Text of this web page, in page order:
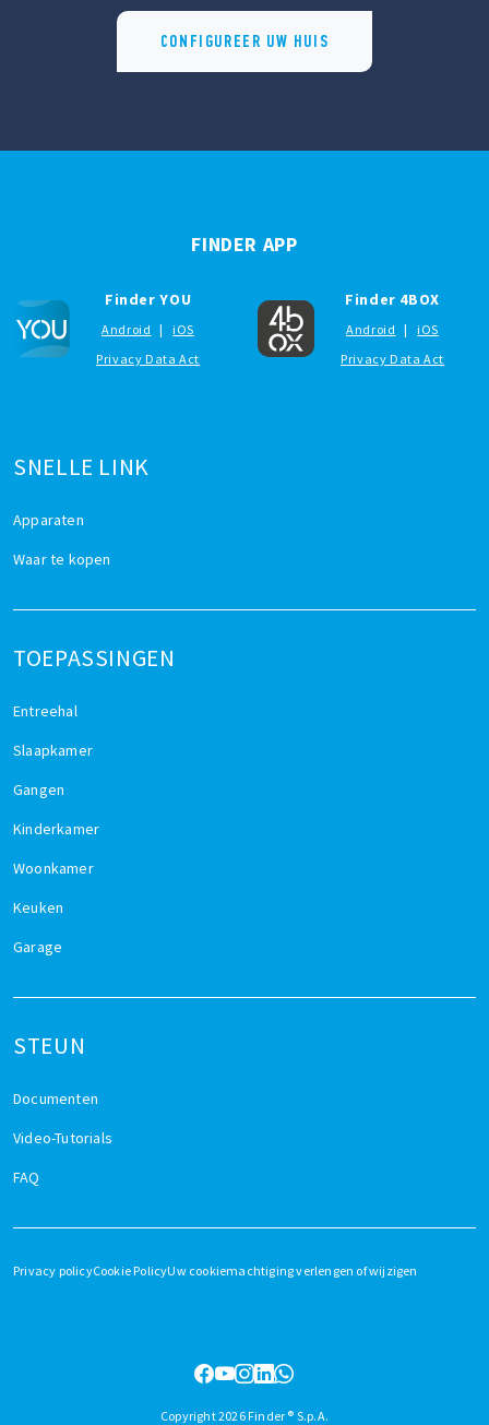
CONFIGUREER UW HUIS
SNELLE LINK
Apparaten
Waar te kopen
TOEPASSINGEN
Entreehal
Slaapkamer
Gangen
Kinderkamer
Woonkamer
Keuken
Garage
STEUN
Documenten
Video-Tutorials
FAQ
FINDER APP
Finder YOU
Android |
iOS
Privacy Data Act
Finder 4BOX
Android |
iOS
Privacy Data Act
Copyright 2026 Finder ® S.p.A.
Privacy policyCookie PolicyUw cookiemachtiging verlengen of wijzigen